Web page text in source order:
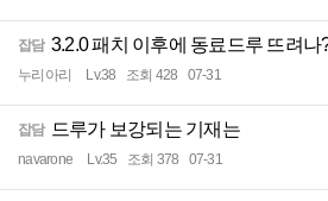
잡담 3.2.0 패치 이후에 동료드루 뜨려나
누리아리 Lv.38 조회 428 07-31
잡담 드루가 보강되는 기재는
navarone Lv.35 조회 378 07-31